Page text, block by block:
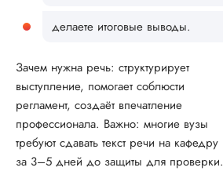
делаете итоговые выводы.
Зачем нужна речь: структурирует
выступление, помогает соблюсти
регламент, создаёт впечатление
профессионала. Важно: многие вузы
требуют сдавать текст речи на кафедру
за 3–5 дней до защиты для проверки.